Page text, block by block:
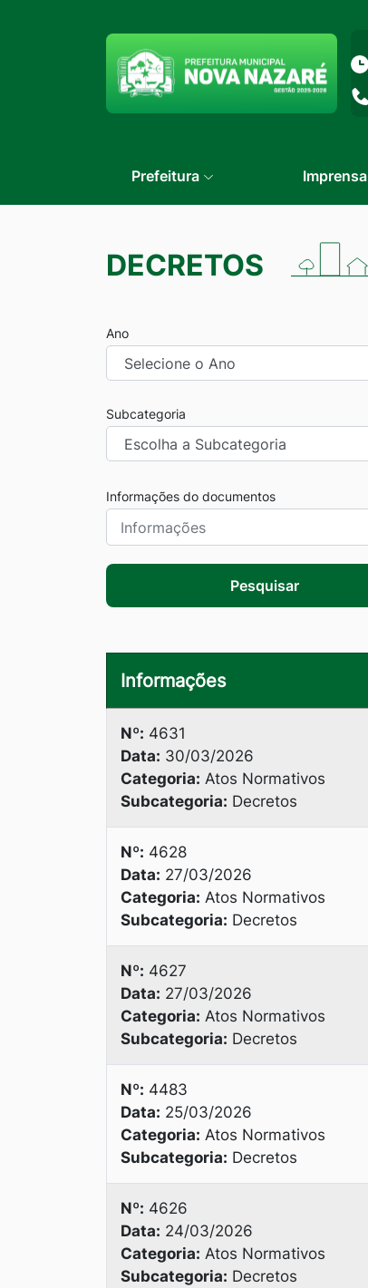
Prefeitura Imprensa
DECRETOS
Ano
Subcategoria
Informações do documentos
Pesquisar
Informações
Nº: 4631
Data: 30/03/2026
Categoria: Atos Normativos
Subcategoria: Decretos
Nº: 4628
Data: 27/03/2026
Categoria: Atos Normativos
Subcategoria: Decretos
Nº: 4627
Data: 27/03/2026
Categoria: Atos Normativos
Subcategoria: Decretos
Nº: 4483
Data: 25/03/2026
Categoria: Atos Normativos
Subcategoria: Decretos
Nº: 4626
Data: 24/03/2026
Categoria: Atos Normativos
Subcategoria: Decretos